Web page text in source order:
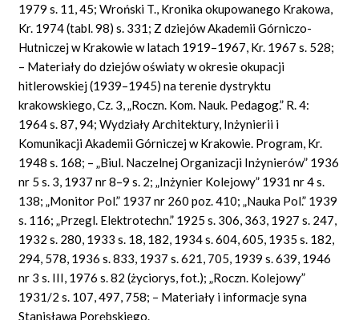
1979 s. 11, 45; Wroński T., Kronika okupowanego Krakowa,
Kr. 1974 (tabl. 98) s. 331; Z dziejów Akademii Górniczo-
Hutniczej w Krakowie w latach 1919–1967, Kr. 1967 s. 528;
– Materiały do dziejów oświaty w okresie okupacji
hitlerowskiej (1939–1945) na terenie dystryktu
krakowskiego, Cz. 3, „Roczn. Kom. Nauk. Pedagog.” R. 4:
1964 s. 87, 94; Wydziały Architektury, Inżynierii i
Komunikacji Akademii Górniczej w Krakowie. Program, Kr.
1948 s. 168; – „Biul. Naczelnej Organizacji Inżynierów” 1936
nr 5 s. 3, 1937 nr 8–9 s. 2; „Inżynier Kolejowy” 1931 nr 4 s.
138; „Monitor Pol.” 1937 nr 260 poz. 410; „Nauka Pol.” 1939
s. 116; „Przegl. Elektrotechn.” 1925 s. 306, 363, 1927 s. 247,
1932 s. 280, 1933 s. 18, 182, 1934 s. 604, 605, 1935 s. 182,
294, 578, 1936 s. 833, 1937 s. 621, 705, 1939 s. 639, 1946
nr 3 s. III, 1976 s. 82 (życiorys, fot.); „Roczn. Kolejowy”
1931/2 s. 107, 497, 758; – Materiały i informacje syna
Stanisława Porębskiego.